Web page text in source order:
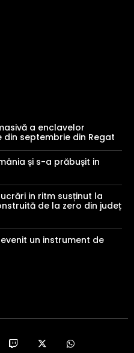
a enclavelor
septembrie din Regat
și s-a prăbușit in
in ritm susținut la
de la zero din județ
un instrument de